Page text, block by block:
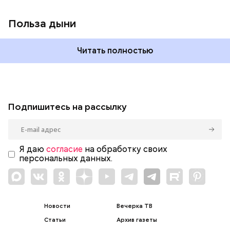
Польза дыни
Читать полностью
Подпишитесь на рассылку
Я даю согласие на обработку своих
персональных данных.
Новости
Статьи
Вечерка ТВ
Архив газеты